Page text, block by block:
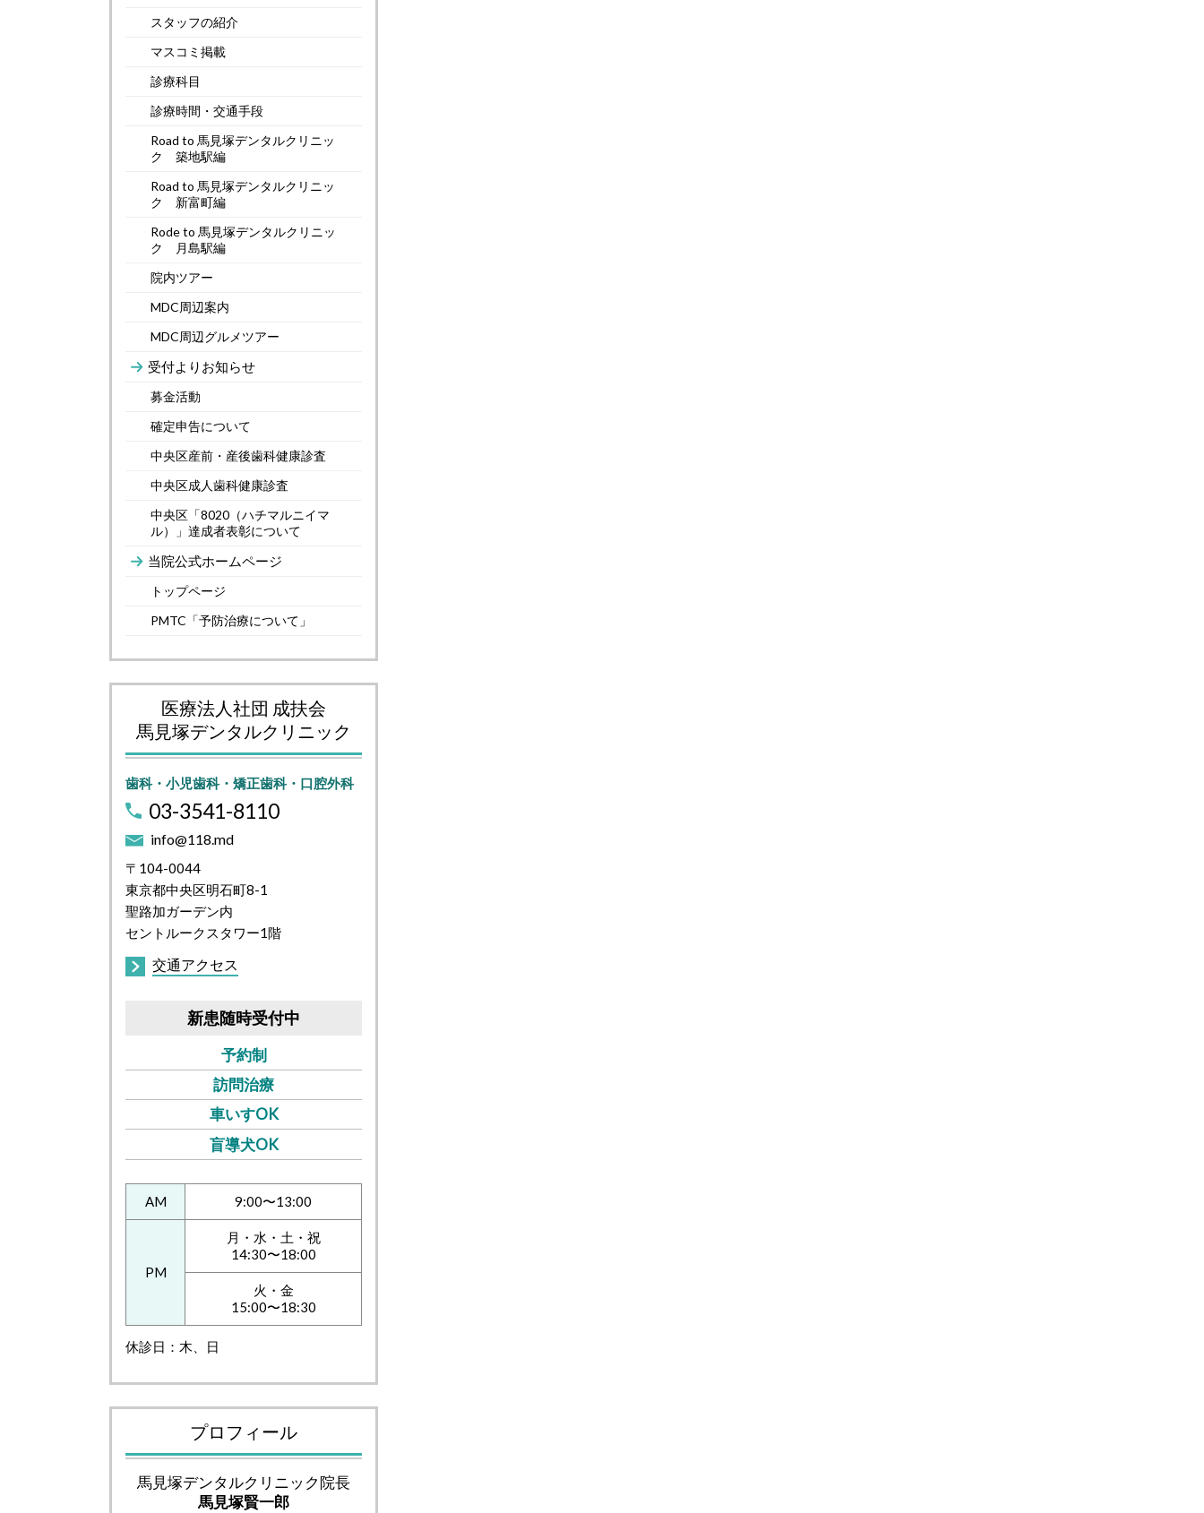
スタッフの紹介
マスコミ掲載
診療科目
診療時間・交通手段
Road to 馬見塚デンタルクリニッ
ク 築地駅編
Road to 馬見塚デンタルクリニッ
ク 新富町編
Rode to 馬見塚デンタルクリニッ
ク 月島駅編
院内ツアー
MDC周辺案内
MDC周辺グルメツアー
受付よりお知らせ
募金活動
確定申告について
中央区産前・産後歯科健康診査
中央区成人歯科健康診査
中央区「8020（ハチマルニイマ
ル）」達成者表彰について
当院公式ホームページ
トップページ
PMTC「予防治療について」
医療法人社団 成扶会
馬見塚デンタルクリニック
歯科・小児歯科・矯正歯科・口腔外科
03-3541-8110
info@118.md
〒104-0044
東京都中央区明石町8-1
聖路加ガーデン内
セントルークスタワー1階
交通アクセス
新患随時受付中
予約制
訪問治療
車いすOK
盲導犬OK
AM 9:00〜13:00
PM
月・水・土・祝
14:30〜18:00
火・金
15:00〜18:30
休診日：木、日
プロフィール
馬見塚デンタルクリニック院長
馬見塚賢一郎